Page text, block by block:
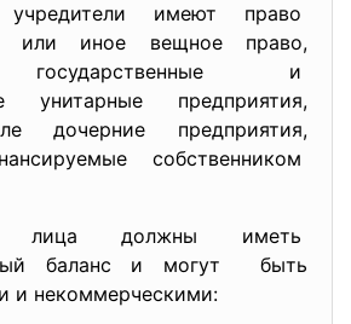
имеют право
или иное вещное право,
государственные и
унитарные предприятия,
дочерние предприятия,
собственником
лица должны иметь
баланс и могут быть
и некоммерческими: